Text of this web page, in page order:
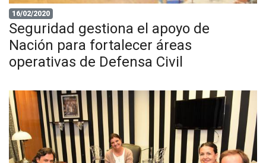
16/02/2020
Seguridad gestiona el apoyo de
Nación para fortalecer áreas
operativas de Defensa Civil